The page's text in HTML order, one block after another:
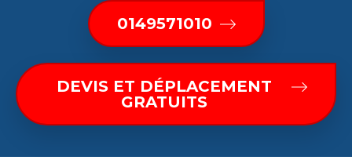
0149571010
DEVIS ET DÉPLACEMENT
GRATUITS